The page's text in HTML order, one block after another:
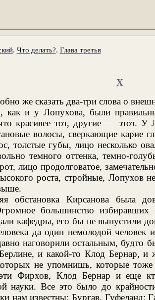
. Что делать?. Глава третья
X
же сказать два-три слова о
как и у Лопухова, были
красивее тот, другие — этот. У
волосы, сверкающие карие
толстые губы, лицо несколько
темного оттенка, темно-
лицо продолговатое,
роста, стройные, Лопухов
обстановка Кирсанова была
большинство
кафедры, его бы не выпустили
да один немолодой человек
наговорили остальным, будто
и какой-то Клод Бернар, и
не упомнишь, которые
Фирхов, Клод Бернар и еще
науки. Все это было до
нам известны: Бургав, Гуфеланд;